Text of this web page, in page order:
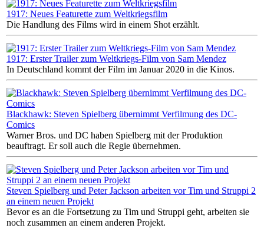
1917: Neues Featurette zum Weltkriegsfilm
Die Handlung des Films wird in einem Shot erzählt.
1917: Erster Trailer zum Weltkriegs-Film von Sam Mendez
In Deutschland kommt der Film im Januar 2020 in die Kinos.
Blackhawk: Steven Spielberg übernimmt Verfilmung des DC-
Comics
Warner Bros. und DC haben Spielberg mit der Produktion
beauftragt. Er soll auch die Regie übernehmen.
Steven Spielberg und Peter Jackson arbeiten vor Tim und Struppi 2
an einem neuen Projekt
Bevor es an die Fortsetzung zu Tim und Struppi geht, arbeiten sie
noch zusammen an einem anderen Projekt.